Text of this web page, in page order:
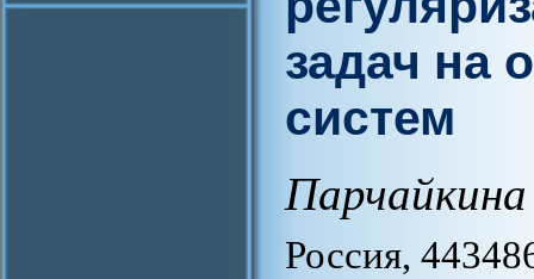
задач на
систем
Россия,